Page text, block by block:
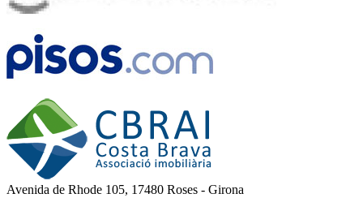
Avenida de Rhode 105, 17480 Roses - Girona